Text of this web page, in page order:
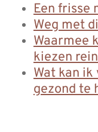
Een frisse
Weg met
Waarmee
kiezen
Wat kan
gezond te